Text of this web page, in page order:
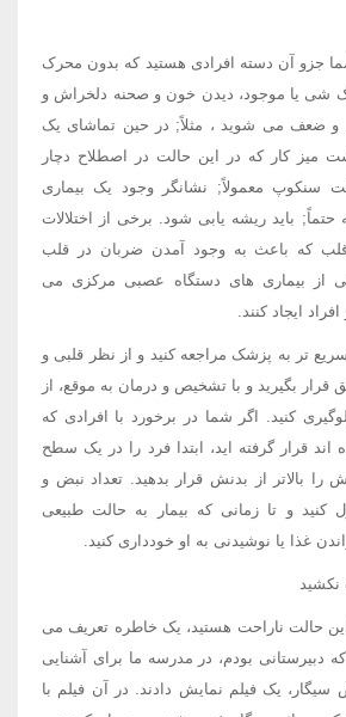
جزو آن دسته افرادی هستید که بدون محرک
شی یا موجود، دیدن خون و صحنه دلخراش و
ضعف می شوید ، مثلاً; در حین تماشای یک
میز کار که در این حالت در اصطلاح دچار
سنکوپ معمولاً; نشانگر وجود یک بیماری
باید ریشه یابی شود. برخی از اختلالات
که باعث به وجود آمدن ضربان در قلب
از بیماری های دستگاه عصبی مرکزی می
ایجاد کنند.
تر به پزشک مراجعه کنید و از نظر قلبی و
بگیرید و با تشخیص و درمان به موقع، از
کنید. اگر شما در برخورد با افرادی که
قرار گرفته اید، ابتدا فرد را در یک سطح
را بالاتر از بدنش قرار بدهید. تعداد نبض و
کنید و تا زمانی که بیمار به حالت طبیعی
غذا یا نوشیدنی به او خودداری کنید.
حالت ناراحت هستید، یک خاطره تعریف می
دبیرستانی بودم، در مدرسه ما برای آشنایی
یک فیلم نمایش دادند. در آن فیلم با